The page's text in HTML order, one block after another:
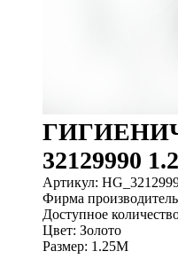
32129990
Артикул:
Фирма
Доступное
Цвет: Золото
Размер: 1.25M